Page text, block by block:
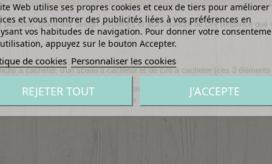
grâce aux design modernes et aux couleurs de cire tendance
à cacheter, d'un sceau à cacheter et de cire à cacheter (ces 3
d'un bâton de cire en formant un cercle avec la cire sur votre support.
de ne pas abîmer le cachet de cire. La confection de jolis cachets de
Web utilise ses propres cookies et ceux de tiers pour améliorer
et vous montrer des publicités liées à vos préférences en
vos habitudes de navigation. Pour donner votre
appuyez sur le bouton Accepter.
de cookies Personnaliser les cookies
REJETER TOUT J'ACCEPTE